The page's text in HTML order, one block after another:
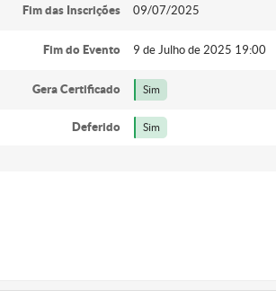
Fim das Inscrições 09/07/2025
Fim do Evento 9 de Julho de 2025 19:00
Gera Certificado Sim
Deferido Sim